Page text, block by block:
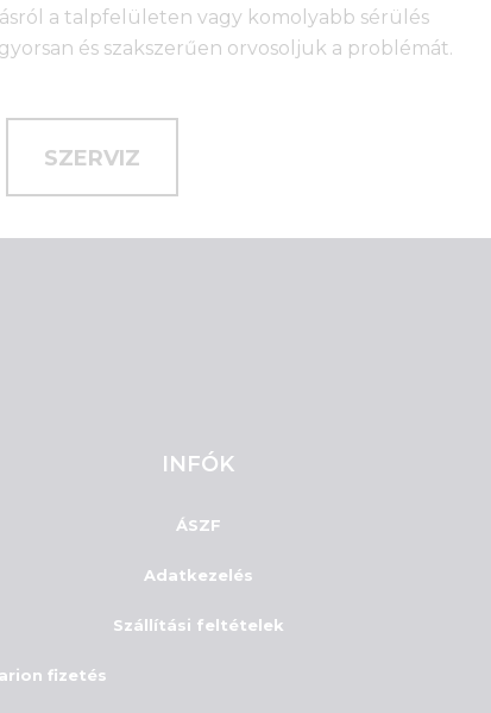
a talpfelületen vagy komolyabb sérülés
és szakszerűen orvosoljuk a problémát.
SZERVIZ
INFÓK
ÁSZF
Adatkezelés
Szállítási feltételek